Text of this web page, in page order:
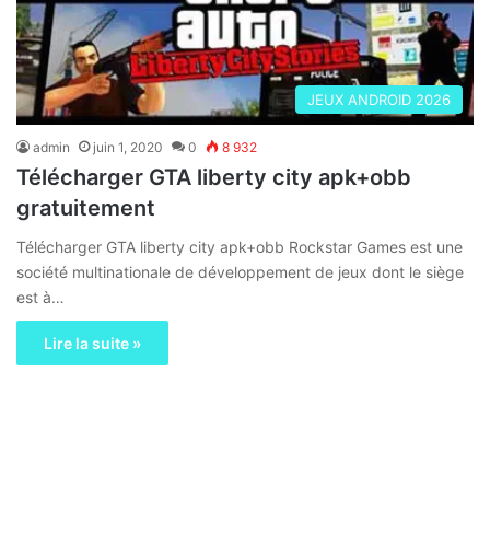
JEUX ANDROID 2026
admin juin 1, 2020 0 8 932
Télécharger GTA liberty city apk+obb
gratuitement
Télécharger GTA liberty city apk+obb Rockstar Games est une
société multinationale de développement de jeux dont le siège
est à…
Lire la suite »